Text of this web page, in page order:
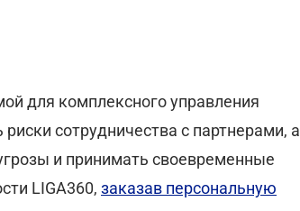
для комплексного управления
сотрудничества с партнерами, а
и принимать своевременные
LIGA360, заказав персональную